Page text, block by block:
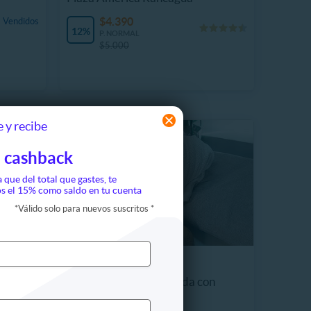
Vendidos
12%
$4.390
Limpieza Facial Profunda con
y recibe
cashback
que del total que gastes, te
el 15% como saldo en tu cuenta
*Válido solo para nuevos suscritos *